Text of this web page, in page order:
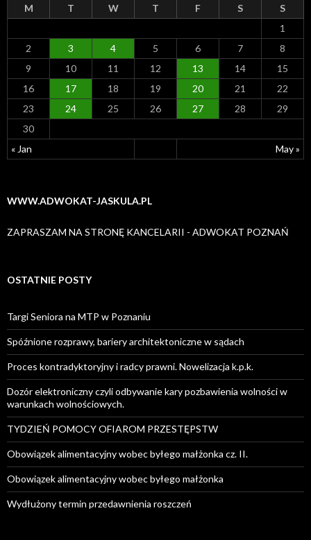
M T W T F S S
« Jan May »
1
2
3 4 5 6 7
8
9
10 11 12 13 14
15
16
17 18 19 20 21
22
23
24 25 26 27 28
29
30
WWW.ADWOKAT-JASKULA.PL
ZAPRASZAM NA STRONĘ KANCELARII - ADWOKAT POZNAŃ
OSTATNIE POSTY
Targi Seniora na MTP w Poznaniu
Spóźnione rozprawy, bariery architektoniczne w sądach
Proces kontradyktoryjny i radcy prawni. Nowelizacja k.p.k.
Dozór elektroniczny czyli odbywanie kary pozbawienia wolności w
warunkach wolnościowych.
TYDZIEŃ POMOCY OFIAROM PRZESTĘPSTW
Obowiązek alimentacyjny wobec byłego małżonka cz. II.
Obowiązek alimentacyjny wobec byłego małżonka
Wydłużony termin przedawnienia roszczeń